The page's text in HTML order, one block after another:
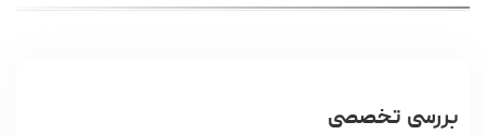
بررسی تخصصی